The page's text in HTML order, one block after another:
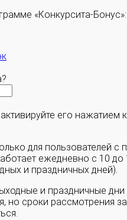
«Конкурсита-Бонус»:
его нажатием
для пользователей
ежедневно с 10 до
и праздничных дней).
и праздничные
но сроки рассмотрения